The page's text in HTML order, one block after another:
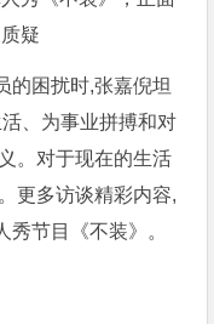
困扰时,张嘉倪坦
、为事业拼搏和对
。对于现在的生活
更多访谈精彩内容,
节目《不装》。